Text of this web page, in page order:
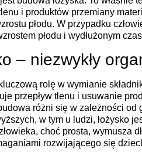
i produktów przemiany
płodu. W przypadku
płodu i wydłużonym
– niezwykły
rolę w wymianie
przepływ tlenu i usuwanie
różni się w zależności od
w tym u ludzi, łożysko
choć prosta, wymusza
rozwijającego się